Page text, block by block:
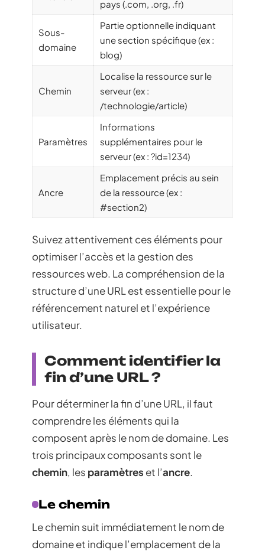
pays (.com, .org, .fr)
Sous-
domaine
Partie optionnelle indiquant
une section spécifique (ex :
blog)
Chemin
Localise la ressource sur le
serveur (ex :
/technologie/article)
Paramètres
Informations
supplémentaires pour le
serveur (ex : ?id=1234)
Ancre
Emplacement précis au sein
de la ressource (ex :
#section2)
Suivez attentivement ces éléments pour
optimiser l’accès et la gestion des
ressources web. La compréhension de la
structure d’une URL est essentielle pour le
référencement naturel et l’expérience
utilisateur.
Comment identifier la
fin d’une URL ?
Pour déterminer la fin d’une URL, il faut
comprendre les éléments qui la
composent après le nom de domaine. Les
trois principaux composants sont le
chemin, les paramètres et l’ancre.
Le chemin
Le chemin suit immédiatement le nom de
domaine et indique l’emplacement de la